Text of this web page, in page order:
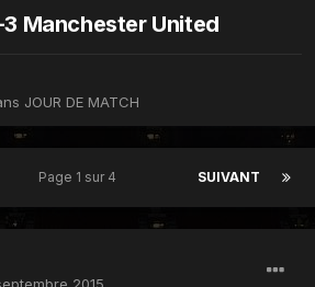
Manchester United
JOUR DE MATCH
SUIVANT
Page 1 sur 4